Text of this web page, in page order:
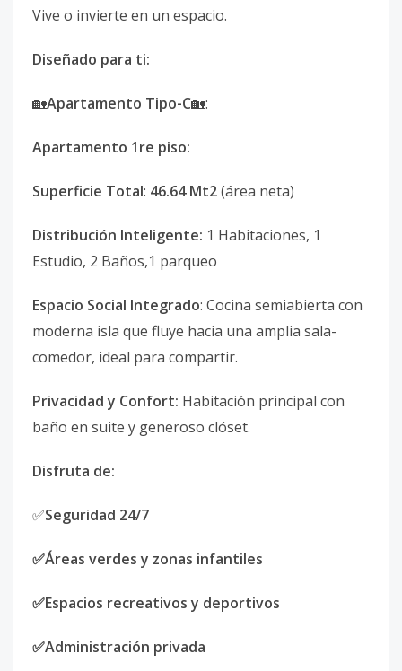
Vive o invierte en un espacio.
Diseñado para ti:
🏡Apartamento Tipo-C🏡:
Apartamento 1re piso:
Superficie Total: 46.64 Mt2(área neta)
Distribución Inteligente: 1 Habitaciones, 1
Estudio, 2 Baños,1 parqueo
Espacio Social Integrado: Cocina semiabierta con
moderna isla que fluye hacia una amplia sala-
comedor, ideal para compartir.
Privacidad y Confort: Habitación principal con
baño en suite y generoso clóset.
Disfruta de:
✅Seguridad 24/7
✅Áreas verdes y zonas infantiles
✅Espacios recreativos y deportivos
✅Administración privada